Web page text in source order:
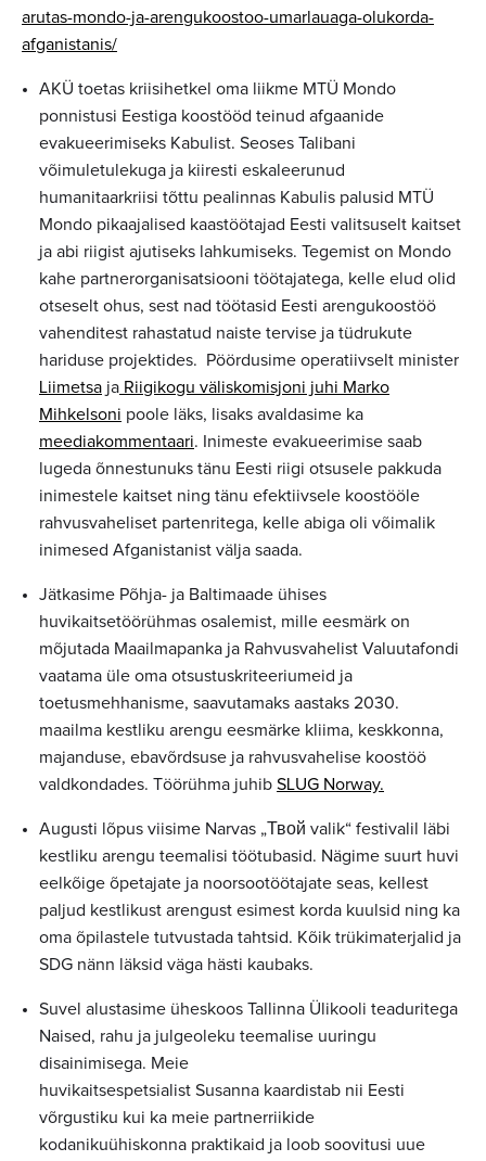
arutas-mondo-ja-arengukoostoo-umarlauaga-olukorda-
afganistanis/
AKÜ toetas kriisihetkel oma liikme MTÜ Mondo
ponnistusi Eestiga koostööd teinud afgaanide
evakueerimiseks Kabulist. Seoses Talibani
võimuletulekuga ja kiiresti eskaleerunud
humanitaarkriisi tõttu pealinnas Kabulis palusid MTÜ
Mondo pikaajalised kaastöötajad Eesti valitsuselt kaitset
ja abi riigist ajutiseks lahkumiseks. Tegemist on Mondo
kahe partnerorganisatsiooni töötajatega, kelle elud olid
otseselt ohus, sest nad töötasid Eesti arengukoostöö
vahenditest rahastatud naiste tervise ja tüdrukute
hariduse projektides. Pöördusime operatiivselt minister
Liimetsa ja Riigikogu väliskomisjoni juhi Marko
Mihkelsoni poole läks, lisaks avaldasime ka
meediakommentaari. Inimeste evakueerimise saab
lugeda õnnestunuks tänu Eesti riigi otsusele pakkuda
inimestele kaitset ning tänu efektiivsele koostööle
rahvusvaheliset partenritega, kelle abiga oli võimalik
inimesed Afganistanist välja saada.
Jätkasime Põhja- ja Baltimaade ühises
huvikaitsetöörühmas osalemist, mille eesmärk on
mõjutada Maailmapanka ja Rahvusvahelist Valuutafondi
vaatama üle oma otsustuskriteeriumeid ja
toetusmehhanisme, saavutamaks aastaks 2030.
maailma kestliku arengu eesmärke kliima, keskkonna,
majanduse, ebavõrdsuse ja rahvusvahelise koostöö
valdkondades. Töörühma juhib SLUG Norway.
Augusti lõpus viisime Narvas „Твой valik“ festivalil läbi
kestliku arengu teemalisi töötubasid. Nägime suurt huvi
eelkõige õpetajate ja noorsootöötajate seas, kellest
paljud kestlikust arengust esimest korda kuulsid ning ka
oma õpilastele tutvustada tahtsid. Kõik trükimaterjalid ja
SDG nänn läksid väga hästi kaubaks.
Suvel alustasime üheskoos Tallinna Ülikooli teaduritega
Naised, rahu ja julgeoleku teemalise uuringu
disainimisega. Meie
huvikaitsespetsialist Susanna kaardistab nii Eesti
võrgustiku kui ka meie partnerriikide
kodanikuühiskonna praktikaid ja loob soovitusi uue